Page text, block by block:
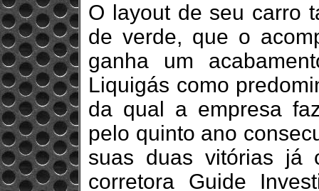
O layout de seu carro
de verde, que o
ganha um
Liquigás como
da qual a empresa
pelo quinto ano
suas duas vitórias já
corretora Guide